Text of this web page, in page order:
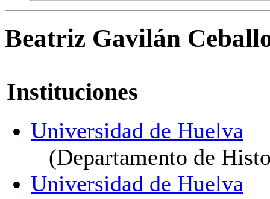
Beatriz Gavilán
Instituciones
Universidad de Huelva
(Departamento de
Universidad de Huelva